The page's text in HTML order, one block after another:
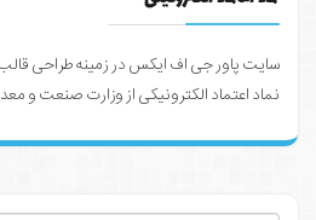
سایت پاور جی اف ایکس در زمینه طراحی
نماد اعتماد الکترونیکی از وزارت صنعت و